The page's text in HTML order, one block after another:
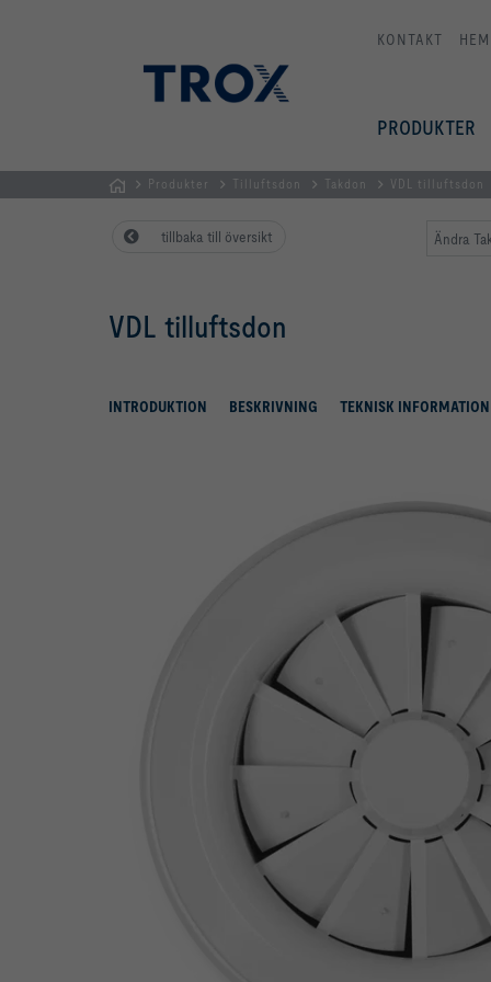
KONTAKT HEM
PRODUKTER
Produkter Tilluftsdon Takdon VDL tilluftsdon
tillbaka till översikt Ändra
VDL tilluftsdon
INTRODUKTION BESKRIVNING TEKNISK INFORMATION